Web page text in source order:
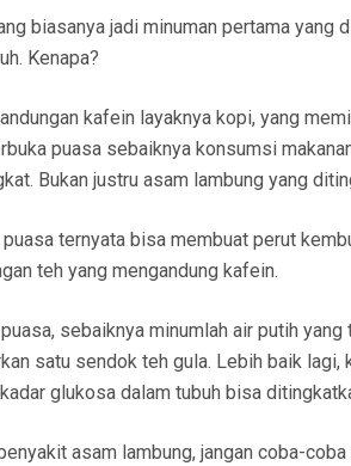
biasanya jadi minuman pertama
Kenapa?
kafein layaknya kopi, yang
puasa sebaiknya konsumsi
Bukan justru asam lambung yang
ternyata bisa membuat perut
teh yang mengandung kafein.
sebaiknya minumlah air putih
satu sendok teh gula. Lebih baik
glukosa dalam tubuh bisa
asam lambung, jangan coba-